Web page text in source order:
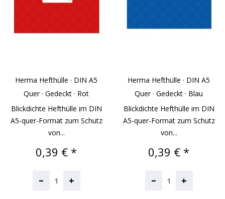
Herma Hefthülle · DIN A5
Quer · Gedeckt · Rot
Blickdichte Hefthülle im DIN
A5-quer-Format zum Schutz
von...
Preis
0,39 € *
– +
Herma Hefthülle · DIN A5
Quer · Gedeckt · Blau
Blickdichte Hefthülle im DIN
A5-quer-Format zum Schutz
von...
Preis
0,39 € *
– +